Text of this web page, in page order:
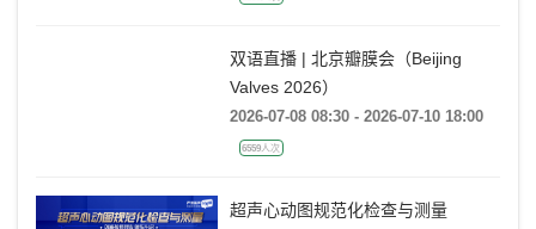
双语直播 | 北京瓣膜会（Beijing
Valves 2026）
2026-07-08 08:30 - 2026-07-10 18:00
6559人次
超声心动图规范化检查与测量